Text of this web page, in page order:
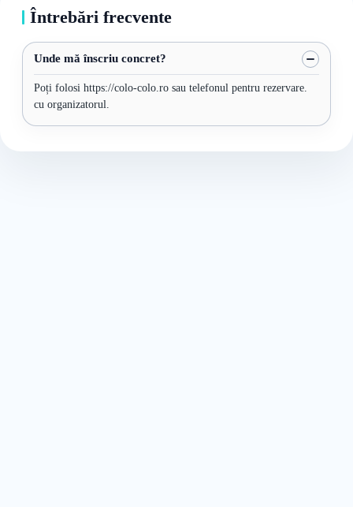
Întrebări frecvente
Unde mă înscriu concret?
Poți folosi https://colo-colo.ro sau telefonul pentru rezervare.
cu organizatorul.